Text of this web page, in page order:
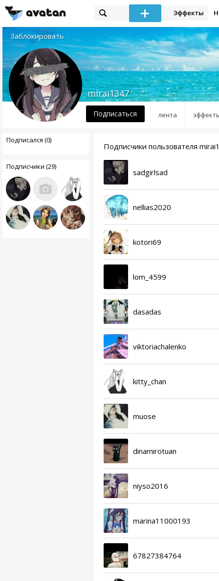
Эффекты
Заблокировать
лента
mirai1347
Подписаться
Подписался (0)
Подписчики (29)
Подписчики пользователя
sadgirlsad
nellias2020
kotori69
lom_4599
dasadas
viktoriachalenko
kitty_chan
muose
dinamirotuan
niyso2016
marina11000193
67827384764